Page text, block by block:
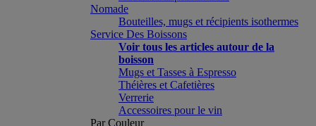
Nomade
Bouteilles, mugs et récipients isothermes
Service Des Boissons
Voir tous les articles autour de la
boisson
Mugs et Tasses à Espresso
Théières et Cafetières
Verrerie
Accessoires pour le vin
Par Couleur